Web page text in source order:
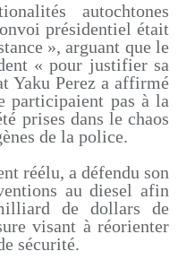
autochtones
présidentiel était
», arguant que le
« pour justifier sa
Yaku Perez a affirmé
participaient pas à la
prises dans le chaos
de la police.
réélu, a défendu son
au diesel afin
de dollars de
visant à réorienter
sécurité.